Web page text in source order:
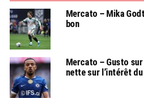
Mercato – Mika
bon
Mercato – Gusto
nette sur l’intérêt du